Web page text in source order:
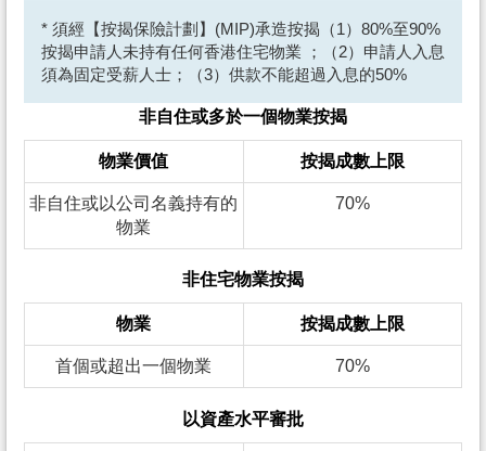
* 須經【按揭保險計劃】(MIP)承造按揭（1）80%至90%
按揭申請人未持有任何香港住宅物業 ；（2）申請人入息
須為固定受薪人士；（3）供款不能超過入息的50%
非自住或多於一個物業按揭
物業價值 按揭成數上限
非自住或以公司名義持有的
物業
70%
非住宅物業按揭
物業 按揭成數上限
首個或超出一個物業 70%
以資產水平審批